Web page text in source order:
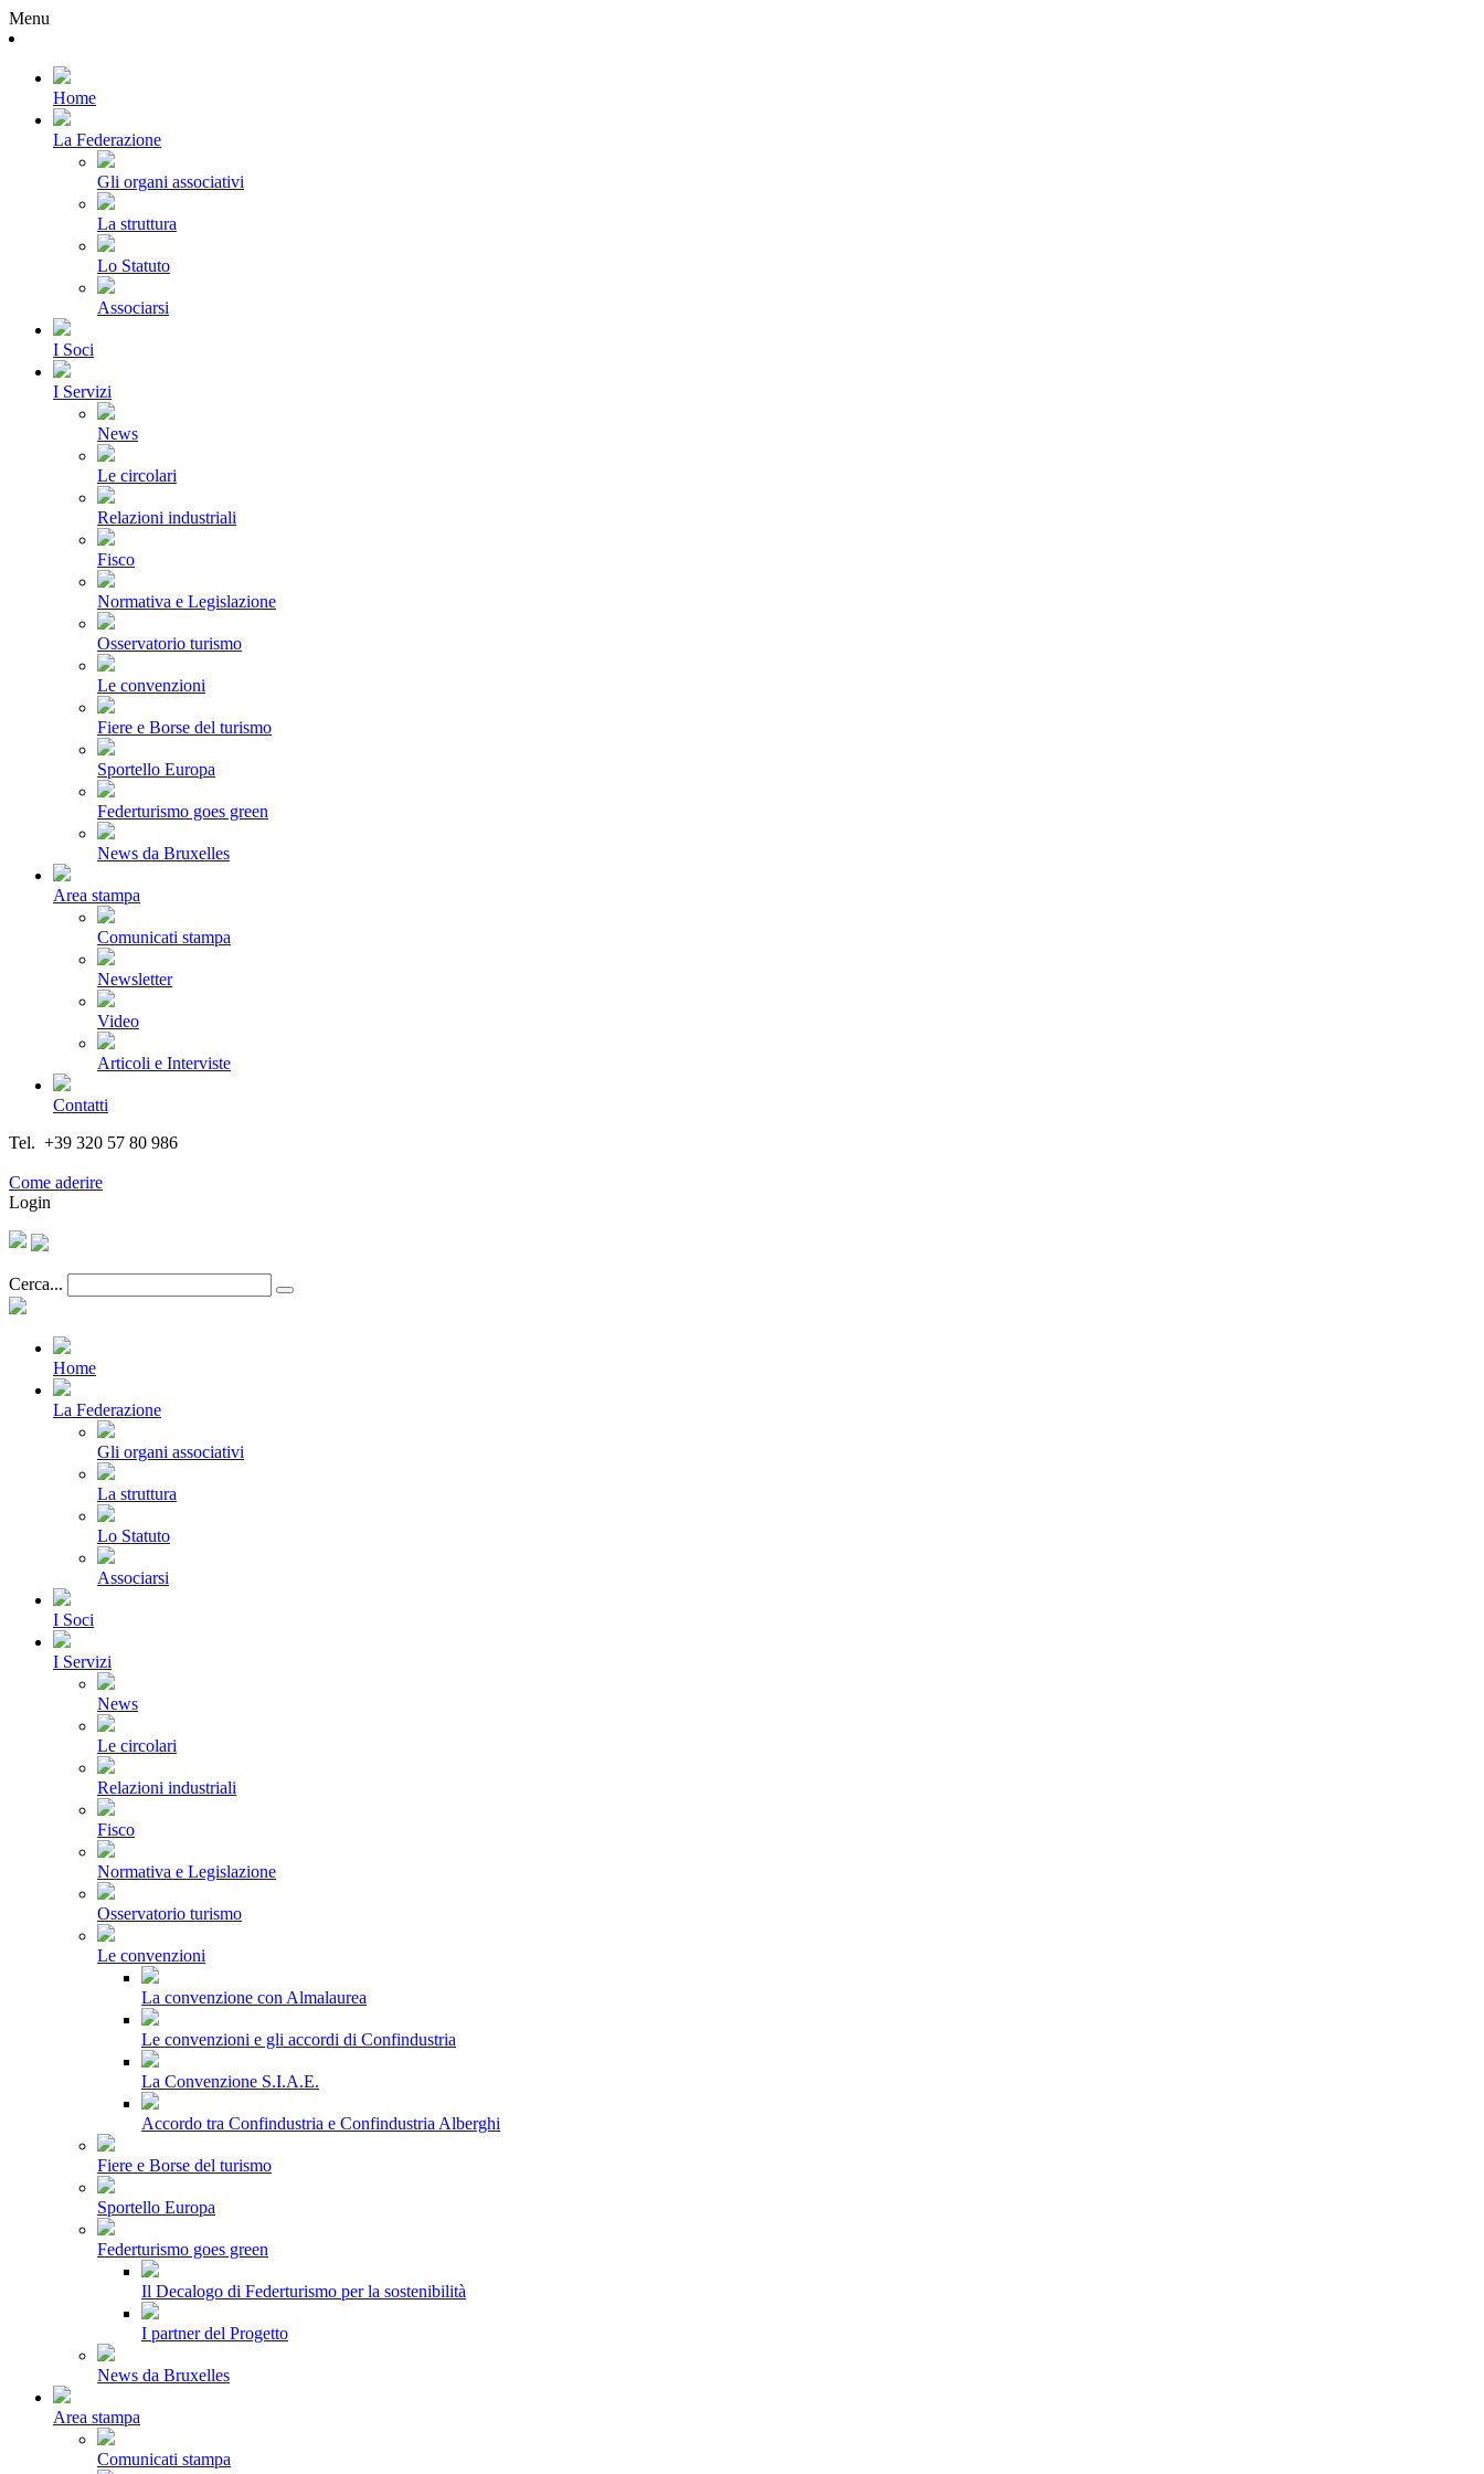
Menu
Home
La Federazione
Gli organi associativi
La struttura
Lo Statuto
Associarsi
I Soci
I Servizi
News
Le circolari
Relazioni industriali
Fisco
Normativa e Legislazione
Osservatorio turismo
Le convenzioni
Fiere e Borse del turismo
Sportello Europa
Federturismo goes green
News da Bruxelles
Area stampa
Comunicati stampa
Newsletter
Video
Articoli e Interviste
Contatti
Tel. +39 320 57 80 986
Come aderire
Login
Cerca...
Home
La Federazione
Gli organi associativi
La struttura
Lo Statuto
Associarsi
I Soci
I Servizi
News
Le circolari
Relazioni industriali
Fisco
Normativa e Legislazione
Osservatorio turismo
Le convenzioni
La convenzione con Almalaurea
Le convenzioni e gli accordi di Confindustria
La Convenzione S.I.A.E.
Accordo tra Confindustria e Confindustria Alberghi
Fiere e Borse del turismo
Sportello Europa
Federturismo goes green
Il Decalogo di Federturismo per la sostenibilità
I partner del Progetto
News da Bruxelles
Area stampa
Comunicati stampa